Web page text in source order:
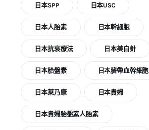
日本SPP 日本USC
日本人胎素 日本幹細胞
日本抗衰療法 日本美白針
日本胎盤素 日本臍帶血幹細胞
日本萊乃康 日本貴婦
日本貴婦胎盤素人胎素